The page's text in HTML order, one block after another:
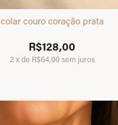
colar couro coração prata
R$128,00
2 xde R$64,00sem juros